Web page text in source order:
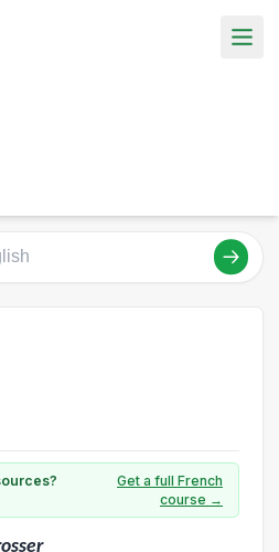
Get a full French
course →